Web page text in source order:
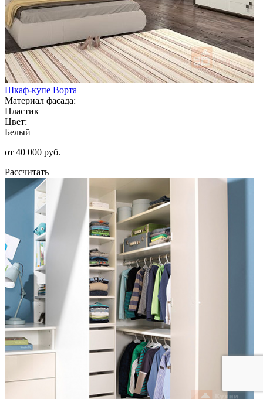
Шкаф-купе Ворта
Материал фасада:
Пластик
Цвет:
Белый
от 40 000 руб.
Рассчитать